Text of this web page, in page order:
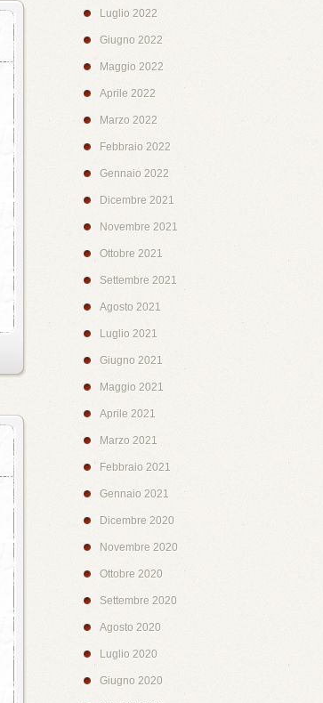
Luglio 2022
Giugno 2022
Maggio 2022
Aprile 2022
Marzo 2022
Febbraio 2022
Gennaio 2022
Dicembre 2021
Novembre 2021
Ottobre 2021
Settembre 2021
Agosto 2021
Luglio 2021
Giugno 2021
Maggio 2021
Aprile 2021
Marzo 2021
Febbraio 2021
Gennaio 2021
Dicembre 2020
Novembre 2020
Ottobre 2020
Settembre 2020
Agosto 2020
Luglio 2020
Giugno 2020